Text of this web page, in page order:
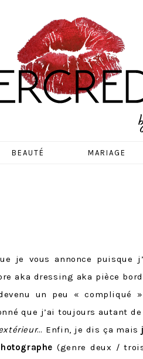
BEAUTÉ MARIAGE
je vous annonce puisque
aka dressing aka pièce
un peu « compliqué
que j’ai toujours autant de
… Enfin, je dis ça mais
(genre deux /